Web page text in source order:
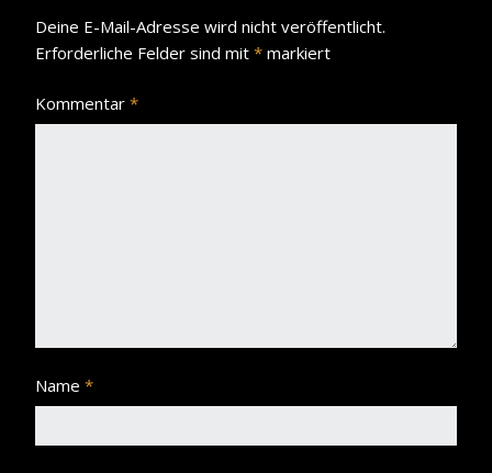
Deine E-Mail-Adresse wird nicht veröffentlicht.
Erforderliche Felder sind mit * markiert
Kommentar *
Name *